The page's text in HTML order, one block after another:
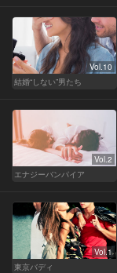
Vol.10
結婚“しない”男たち
Vol.2
エナジーバンパイア
Vol.1
東京バディ